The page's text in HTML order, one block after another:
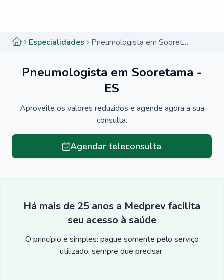
Especialidades Pneumologista em Sooretama - ES
Pneumologista em Sooretama -
ES
Aproveite os valores reduzidos e agende agora a sua
consulta.
Agendar teleconsulta
Há mais de 25 anos a Medprev facilita
seu acesso à saúde
O princípio é simples: pague somente pelo serviço
utilizado, sempre que precisar.